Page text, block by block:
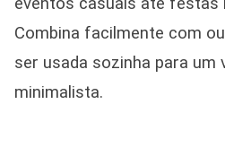
Combina facilmente com
ser usada sozinha para um
minimalista.